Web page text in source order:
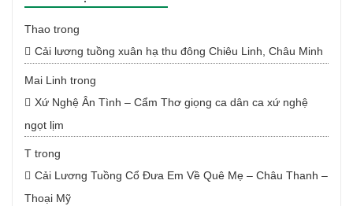
Thao trong
Cải lương tuồng xuân hạ thu đông Chiêu Linh, Châu Minh
Mai Linh trong
Xứ Nghệ Ân Tình – Cẩm Thơ giọng ca dân ca xứ nghệ
ngọt lịm
T trong
Cải Lương Tuồng Cổ Đưa Em Về Quê Mẹ – Châu Thanh –
Thoại Mỹ